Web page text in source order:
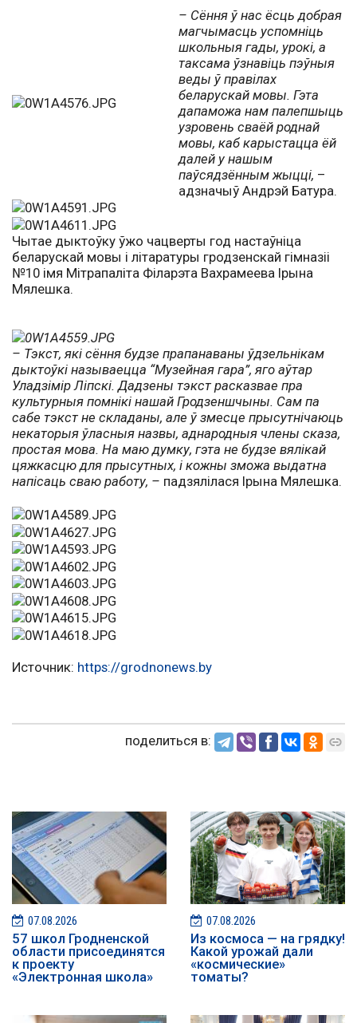
– Сёння ў нас ёсць добрая
магчымасць успомніць
школьныя гады, урокі, а
таксама ўзнавіць пэўныя
веды ў правілах
беларускай мовы. Гэта
дапаможа нам палепшыць
узровень сваёй роднай
мовы, каб карыстацца ёй
далей у нашым
паўсядзённым жыцці, –
адзначыў Андрэй Батура.
Чытае дыктоўку ўжо чацверты год настаўніца
беларускай мовы і літаратуры гродзенскай гімназіі
№10 імя Мітрапаліта Філарэта Вахрамеева Ірына
Мялешка.
– Тэкст, які сёння будзе прапанаваны ўдзельнікам
дыктоўкі называецца “Музейная гара”, яго аўтар
Уладзімір Ліпскі. Дадзены тэкст расказвае пра
культурныя помнікі нашай Гродзеншчыны. Сам па
сабе тэкст не складаны, але ў змесце прысутнічаюць
некаторыя ўласныя назвы, аднародныя члены сказа,
простая мова. На маю думку, гэта не будзе вялікай
цяжкасцю для прысутных, і кожны зможа выдатна
напісаць сваю работу, – падзялілася Ірына Мялешка.
Источник: https://grodnonews.by
поделиться в:
07.08.2026
57 школ Гродненской
области присоединятся
к проекту
«Электронная школа»
07.08.2026
Из космоса — на грядку!
Какой урожай дали
«космические»
томаты?